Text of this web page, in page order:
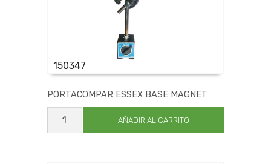
150347
PORTACOMPAR ESSEX BASE MAGNET
PORTACOMPAR
ESSEX
BASE
AÑADIR AL CARRITO